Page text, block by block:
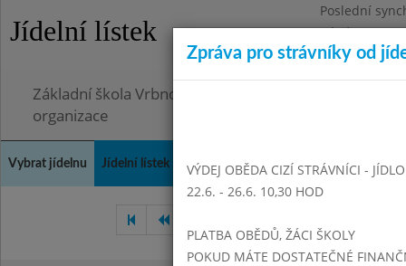
Jídelní lístek
Poslední
Pátek
Omezení
Základní škola Vrbno pod Pradědem, okres Bruntál,
organizace
Vybrat jídelnu Jídelní lístek Historie Kontakty a informace
Zpráva pro strávníky od
VÝDEJ OBĚDA CIZÍ STRÁVNÍCI -
22.6. - 26.6. 10,30 HOD
PLATBA OBĚDŮ, ŽÁCI ŠKOLY
POKUD MÁTE DOSTATEČNÉ